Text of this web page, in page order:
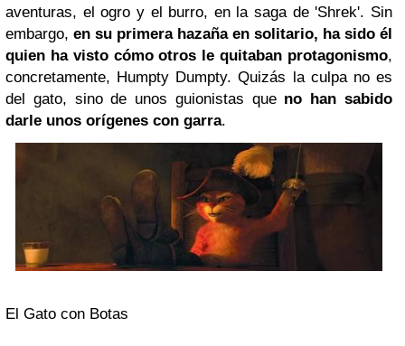
aventuras, el ogro y el burro, en la saga de 'Shrek'. Sin
embargo, en su primera hazaña en solitario, ha sido él
quien ha visto cómo otros le quitaban protagonismo,
concretamente, Humpty Dumpty. Quizás la culpa no es
del gato, sino de unos guionistas que no han sabido
darle unos orígenes con garra.
El Gato con Botas